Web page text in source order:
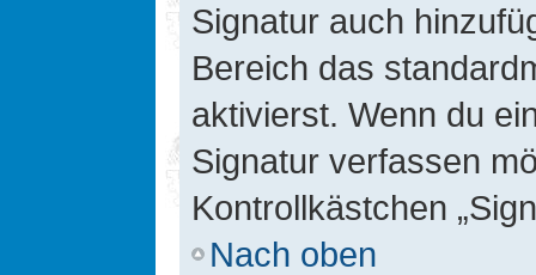
Signatur auch
Bereich das
aktivierst. Wenn du
Signatur verfassen
Kontrollkästchen
Nach oben